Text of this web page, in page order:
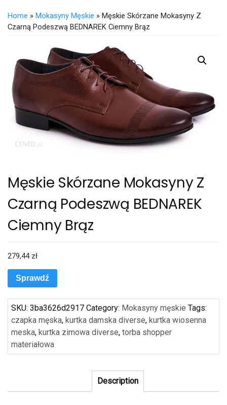
Home » Mokasyny Męskie » Męskie Skórzane Mokasyny Z
Czarną Podeszwą BEDNAREK Ciemny Brąz
Męskie Skórzane Mokasyny Z
Czarną Podeszwą BEDNAREK
Ciemny Brąz
279,44 zł
Sprawdź
SKU: 3ba3626d2917 Category: Mokasyny męskie Tags:
czapka męska, kurtka damska diverse, kurtka wiosenna
meska, kurtka zimowa diverse, torba shopper
materiałowa
Description